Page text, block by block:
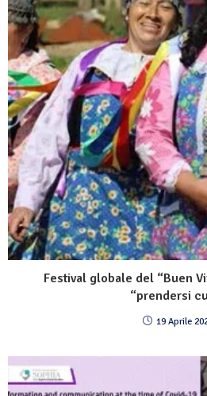
Festival globale del “Buen
“prendersi
19 Aprile